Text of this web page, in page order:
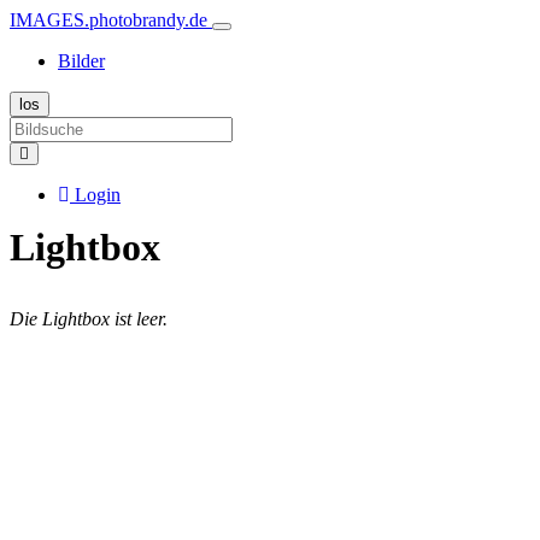
IMAGES.photobrandy.de
Bilder
Login
Lightbox
Die Lightbox ist leer.